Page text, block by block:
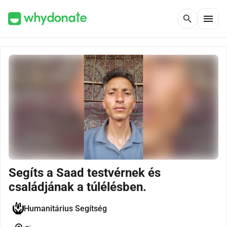
search menu
Segíts a Saad testvérnek és
családjának a túlélésben.
Humanitárius Segítség